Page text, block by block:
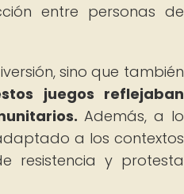
entre personas de
sino que también
juegos reflejaban
Además, a lo
a los contextos
resistencia y protesta